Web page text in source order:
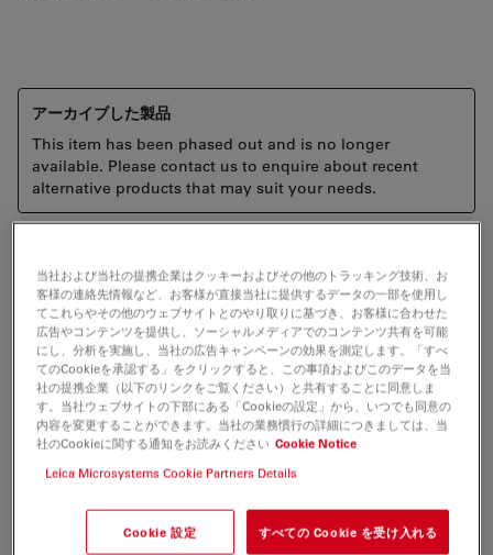
アーカイブした製品
This item has been phased out and is no longer
available. Please contact us to enquire about recent
alternative products that may suit your needs.
高い色再現性が求められる明視野観察画像と、高感度が求
められる暗視野観察、蛍光観察画像を 1 台のカメラで取
得したい、お探しではありませんか？
ライカ DMC6200 カメラは、最小倍率でも最大倍率で
も、わずかな色の違いをより忠実に再現した画像を提供し
ます。カメラが内蔵する最新の CMOS センサーは、画素
サイズ 5.86 µm の 230 万画素のセンサー解像度と、73
最先端のピクセルシフト技術により、最大 2,070 万画素の
当社および当社の提携企業はクッキーおよびその他のトラッキング技術、お
客様の連絡先情報など、お客様が直接当社に提供するデータの一部を使用し
てこれらやその他のウェブサイトとのやり取りに基づき、お客様に合わせた
広告やコンテンツを提供し、ソーシャルメディアでのコンテンツ共有を可能
にし、分析を実施し、当社の広告キャンペーンの効果を測定します。「すべ
てのCookieを承認する」をクリックすると、この事項およびこのデータを当
社の提携企業（以下のリンクをご覧ください）と共有することに同意しま
す。当社ウェブサイトの下部にある「Cookieの設定」から、いつでも同意の
内容を変更することができます。当社の業務慣行の詳細につきましては、当
社のCookieに関する通知をお読みください Cookie Notice
Leica Microsystems Cookie Partners Details
Cookie 設定 すべての Cookie を受け入れる